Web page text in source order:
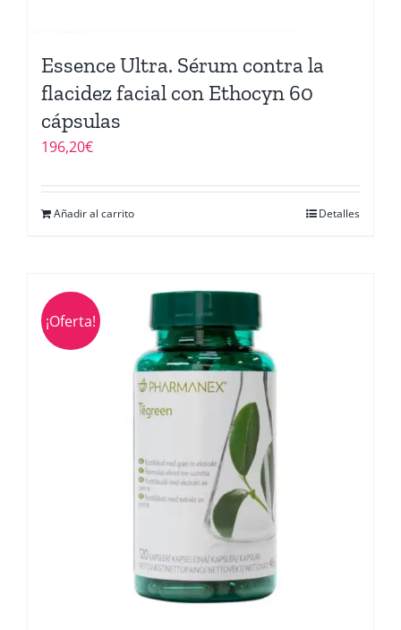
Essence Ultra. Sérum contra la
flacidez facial con Ethocyn 60
cápsulas
196,20€
Añadir al carrito Detalles
¡Oferta!